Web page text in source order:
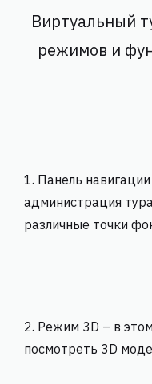
Виртуальный
режимов и
1. Панель
администрация
различные точки
2. Режим 3D – в
посмотреть 3D